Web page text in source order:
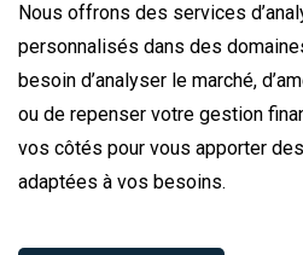
Nous offrons des services
personnalisés dans des
besoin d’analyser le marché,
ou de repenser votre gestion
vos côtés pour vous apporter
adaptées à vos besoins.